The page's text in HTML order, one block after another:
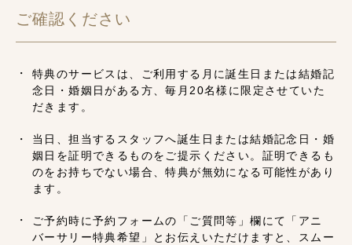
ご確認ください
特典のサービスは、ご利用する月に誕生日または結婚記
念日・婚姻日がある方、毎月20名様に限定させていた
だきます。
当日、担当するスタッフへ誕生日または結婚記念日・婚
姻日を証明できるものをご提示ください。証明できるも
のをお持ちでない場合、特典が無効になる可能性があり
ます。
ご予約時に予約フォームの「ご質問等」欄にて「アニ
バーサリー特典希望」とお伝えいただけますと、スムー